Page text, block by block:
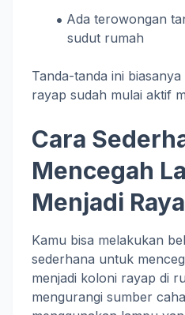
Ada terowongan
sudut rumah
Tanda-tanda ini
rayap sudah mulai aktif
Cara
Mencegah
Menjadi
Kamu bisa melakukan
sederhana untuk
menjadi koloni rayap di
mengurangi sumber